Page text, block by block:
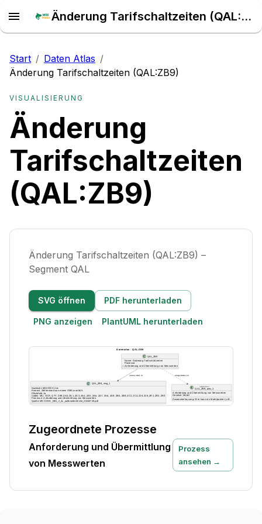
Änderung Tarifschaltzeiten (QAL:ZB9) – Daten Atlas
Start / Daten Atlas /
Änderung Tarifschaltzeiten (QAL:ZB9)
VISUALISIERUNG
Änderung
Tarifschaltzeiten
(QAL:ZB9)
Änderung Tarifschaltzeiten (QAL:ZB9) –
Segment QAL
SVG öffnen PDF herunterladen
PNG anzeigen PlantUML herunterladen
Zugeordnete Prozesse
Anforderung und Übermittlung
von Messwerten
Prozess
ansehen →